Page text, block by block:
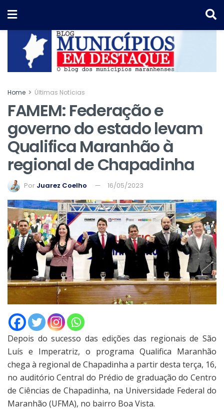
Home Últimas Notícias
FAMEM: Federação e
governo do estado levam
Qualifica Maranhão à
regional de Chapadinha
Por Juarez Coelho 16/05/2023
Depois do sucesso das edições das regionais de São
Luís e Imperatriz, o programa Qualifica Maranhão
chega à regional de Chapadinha a partir desta terça, 16,
no auditório Central do Prédio de graduação do Centro
de Ciências de Chapadinha, na Universidade Federal do
Maranhão (UFMA), no bairro Boa Vista.